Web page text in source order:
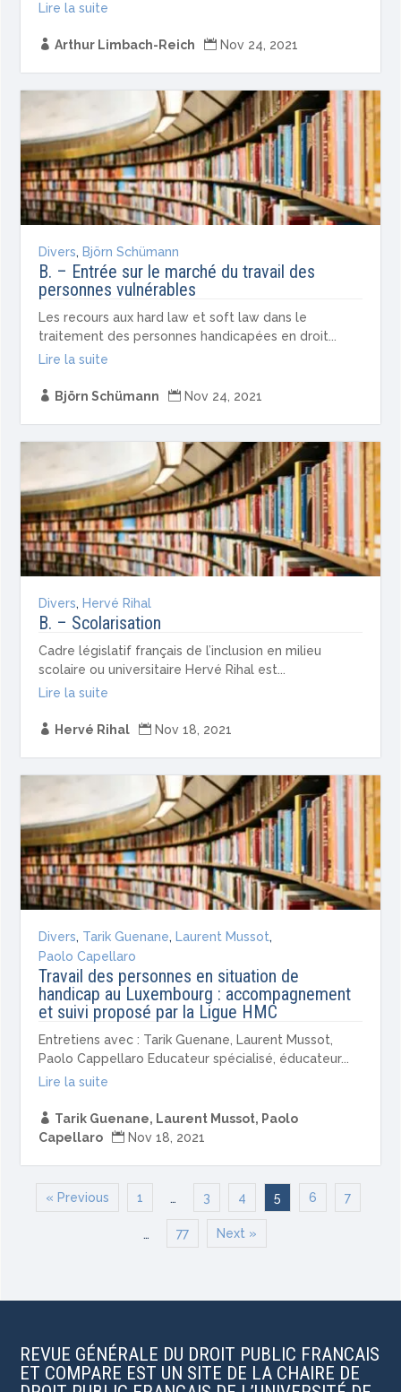
Lire la suite
 Arthur Limbach-Reich  Nov 24, 2021
Divers, Björn Schümann
B. – Entrée sur le marché du travail des
personnes vulnérables
Les recours aux hard law et soft law dans le
traitement des personnes handicapées en droit...
Lire la suite
 Björn Schümann  Nov 24, 2021
Divers, Hervé Rihal
B. – Scolarisation
Cadre législatif français de l’inclusion en milieu
scolaire ou universitaire Hervé Rihal est...
Lire la suite
 Hervé Rihal  Nov 18, 2021
Divers, Tarik Guenane, Laurent Mussot,
Paolo Capellaro
Travail des personnes en situation de
handicap au Luxembourg : accompagnement
et suivi proposé par la Ligue HMC
Entretiens avec : Tarik Guenane, Laurent Mussot,
Paolo Cappellaro Educateur spécialisé, éducateur...
Lire la suite
 Tarik Guenane, Laurent Mussot, Paolo
Capellaro
 Nov 18, 2021
« Previous 1 … 3 4 5 6 7
… 77 Next »
REVUE GÉNÉRALE DU DROIT PUBLIC FRANCAIS
ET COMPARE EST UN SITE DE LA CHAIRE DE